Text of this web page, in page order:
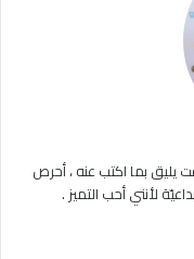
يليق بما اكتب عنه ، أحرص
لأنني أحب التميز .